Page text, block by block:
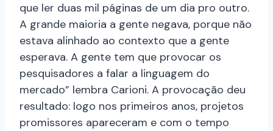
que ler duas mil páginas de um dia pro outro.
A grande maioria a gente negava, porque não
estava alinhado ao contexto que a gente
esperava. A gente tem que provocar os
pesquisadores a falar a linguagem do
mercado” lembra Carioni. A provocação deu
resultado: logo nos primeiros anos, projetos
promissores apareceram e com o tempo